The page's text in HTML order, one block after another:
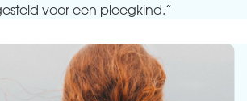
voor een pleegkind.”